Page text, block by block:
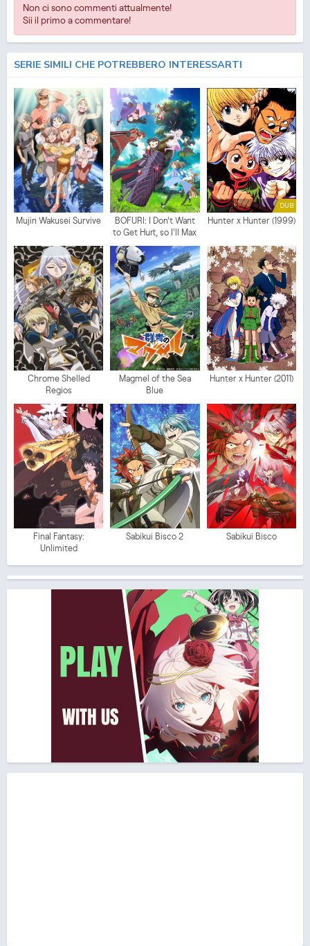
Non ci sono commenti attualmente!
Sii il primo a commentare!
SERIE SIMILI CHE POTREBBERO INTERESSARTI
Mujin Wakusei Survive
BOFURI: I Don't Want
to Get Hurt, so I'll Max
Out My Defense.
DUB
Hunter x Hunter (1999)
Chrome Shelled
Regios
Magmel of the Sea
Blue
Hunter x Hunter (2011)
Final Fantasy:
Unlimited
Sabikui Bisco 2 Sabikui Bisco